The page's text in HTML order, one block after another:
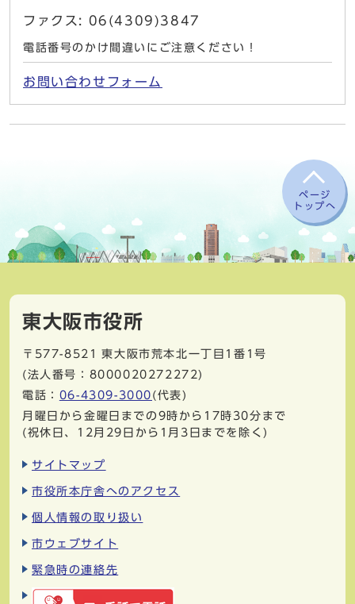
ファクス: 06(4309)3847
電話番号のかけ間違いにご注意ください！
お問い合わせフォーム
ページ
トップへ
東大阪市役所
〒577-8521
東大阪市荒本北一丁目1番1号
(法人番号：8000020272272)
電話： 06-4309-3000 (代表)
月曜日から金曜日までの9時から17時30分まで
(祝休日、12月29日から1月3日までを除く)
サイトマップ
市役所本庁舎へのアクセス
個人情報の取り扱い
市ウェブサイト
緊急時の連絡先